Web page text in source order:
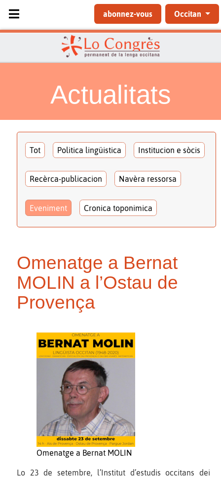
Sélectionnez votre langue
abonnez-vous Occitan
Actualitats
Tot Politica lingüistica Institucion e sòcis
Recèrca-publicacion Navèra ressorsa
Eveniment Cronica toponimica
Omenatge a Bernat
MOLIN a l’Ostau de
Provença
Omenatge a Bernat MOLIN
Lo 23 de setembre, l’Institut d’estudis occitans dei